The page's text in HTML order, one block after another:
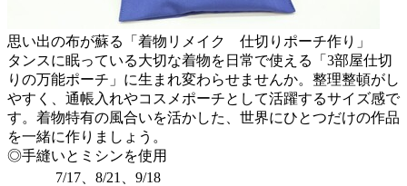
思い出の布が蘇る「着物リメイク 仕切りポーチ作り」
タンスに眠っている大切な着物を日常で使える「3部屋仕切
りの万能ポーチ」に生まれ変わらせませんか。整理整頓がし
やすく、通帳入れやコスメポーチとして活躍するサイズ感で
す。着物特有の風合いを活かした、世界にひとつだけの作品
を一緒に作りましょう。
◎手縫いとミシンを使用
7/17、8/21、9/18